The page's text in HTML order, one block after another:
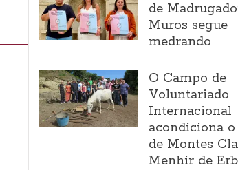
de
Muros segue
medrando
O Campo de
Voluntariado
Internacional
acondiciona
de Montes
Menhir de